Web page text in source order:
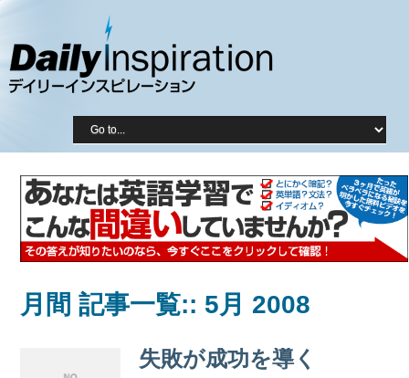
月間 記事一覧:: 5月 2008
失敗が成功を導く